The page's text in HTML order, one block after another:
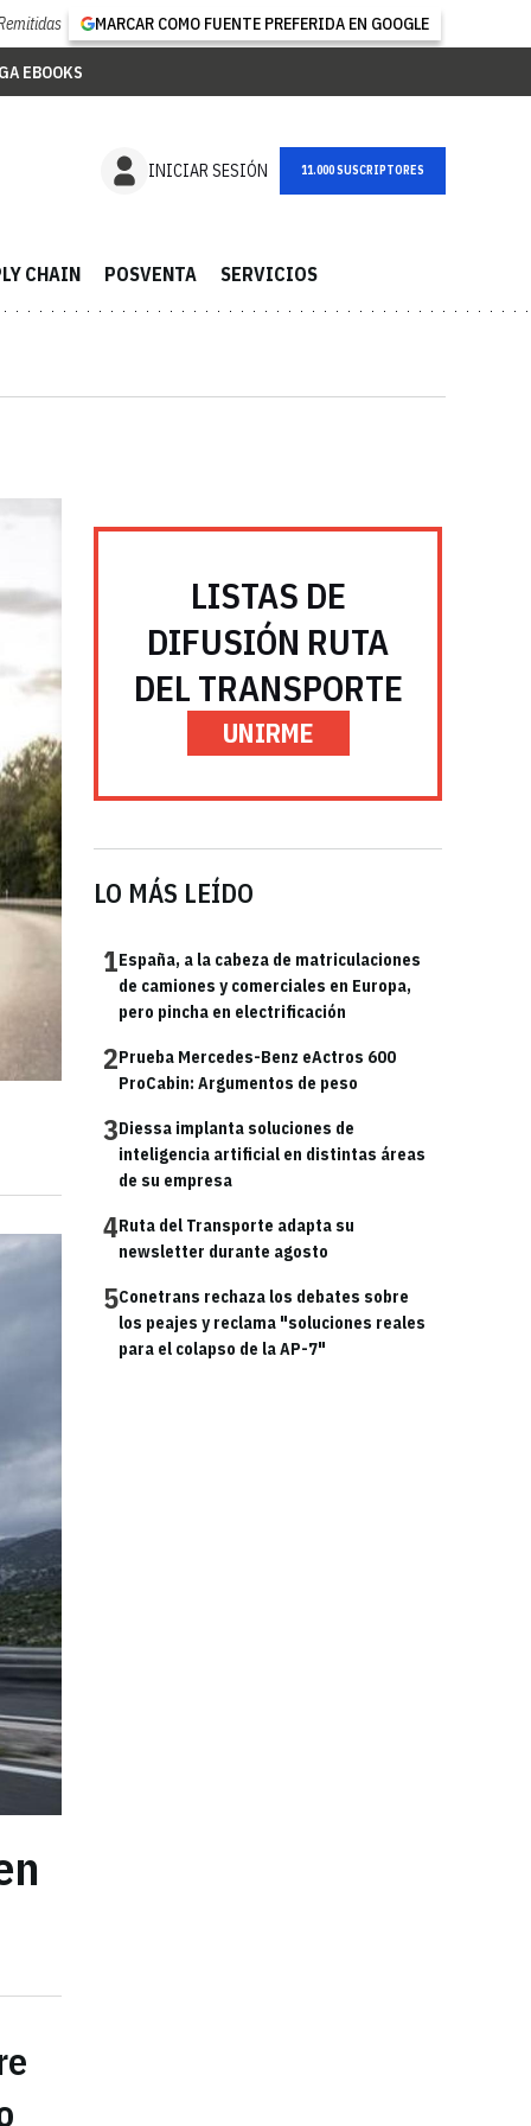
MARCAR COMO FUENTE PREFERIDA EN GOOGLE
EBOOKS
INICIAR SESIÓN NEWSLETTER
CHAIN POSVENTA SERVICIOS
LISTAS DE
DIFUSIÓN RUTA
DEL TRANSPORTE
UNIRME
LO MÁS LEÍDO
1España, a la cabeza de matriculaciones
de camiones y comerciales en Europa,
pero pincha en electrificación
2Prueba Mercedes-Benz eActros 600
ProCabin: Argumentos de peso
3Diessa implanta soluciones de
inteligencia artificial en distintas áreas
de su empresa
4Ruta del Transporte adapta su
newsletter durante agosto
5Conetrans rechaza los debates sobre
los peajes y reclama "soluciones reales
para el colapso de la AP-7"